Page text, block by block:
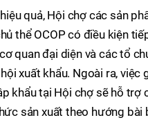
quả, Hội chợ các sản
thể OCOP có điều kiện
quan đại diện và các tổ
xuất khẩu. Ngoài ra, việc
khẩu tại Hội chợ sẽ hỗ trợ
sản xuất theo hướng bài